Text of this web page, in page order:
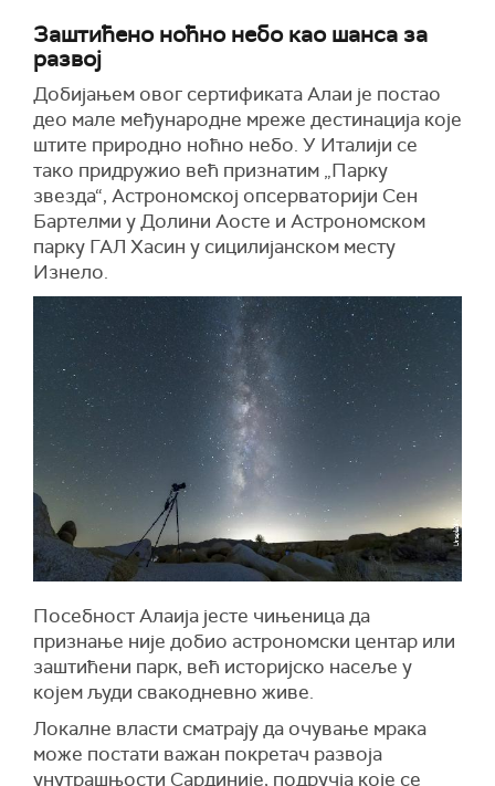
Заштићено ноћно небо као шанса за
развој
Добијањем овог сертификата Алаи је постао
део мале међународне мреже дестинација које
штите природно ноћно небо. У Италији се
тако придружио већ признатим „Парку
звезда“, Астрономској опсерваторији Сен
Бартелми у Долини Аосте и Астрономском
парку ГАЛ Хасин у сицилијанском месту
Изнело.
Посебност Алаија јесте чињеница да
признање није добио астрономски центар или
заштићени парк, већ историјско насеље у
којем људи свакодневно живе.
Локалне власти сматрају да очување мрака
може постати важан покретач развоја
унутрашњости Сардиније, подручја које се